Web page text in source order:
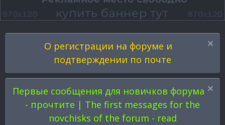
О регистрации на форуме и
подтверждении по почте
Первые сообщения для новичков форума
- прочтите | The first messages for the
novchisks of the forum - read